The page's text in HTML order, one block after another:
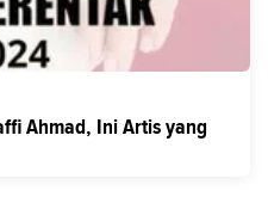
Ahmad, Ini Artis yang